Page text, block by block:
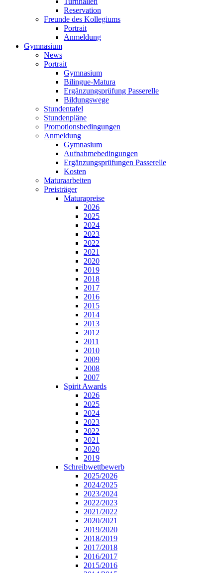
Reservation
Freunde des Kollegiums
Portrait
Anmeldung
Gymnasium
News
Portrait
Gymnasium
Bilingue-Matura
Ergänzungsprüfung Passerelle
Bildungswege
Stundentafel
Stundenpläne
Promotionsbedingungen
Anmeldung
Gymnasium
Aufnahmebedingungen
Ergänzungsprüfungen Passerelle
Kosten
Maturaarbeiten
Preisträger
Maturapreise
2026
2025
2024
2023
2022
2021
2020
2019
2018
2017
2016
2015
2014
2013
2012
2011
2010
2009
2008
2007
Spirit Awards
2026
2025
2024
2023
2022
2021
2020
2019
Schreibwettbewerb
2025/2026
2024/2025
2023/2024
2022/2023
2021/2022
2020/2021
2019/2020
2018/2019
2017/2018
2016/2017
2015/2016